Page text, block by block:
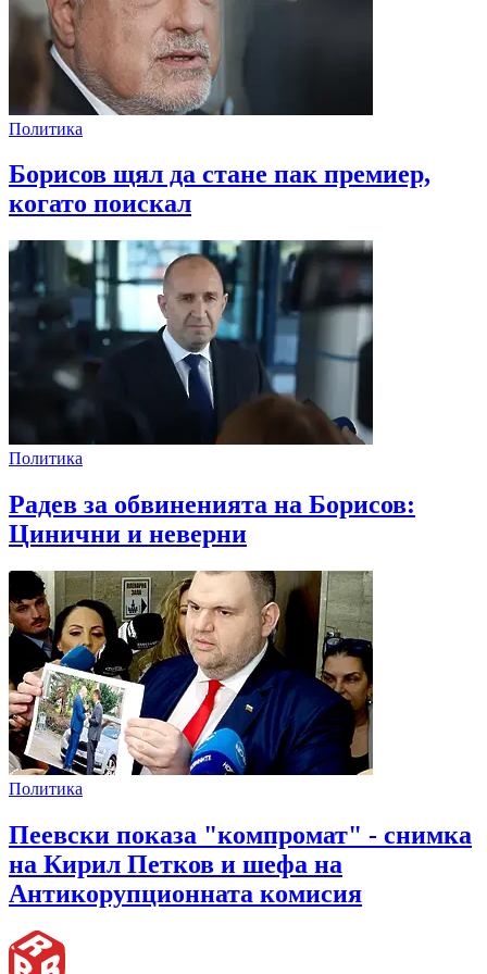
Политика
Борисов щял да стане пак премиер,
когато поискал
Политика
Радев за обвиненията на Борисов:
Цинични и неверни
Политика
Пеевски показа "компромат" - снимка
на Кирил Петков и шефа на
Антикорупционната комисия